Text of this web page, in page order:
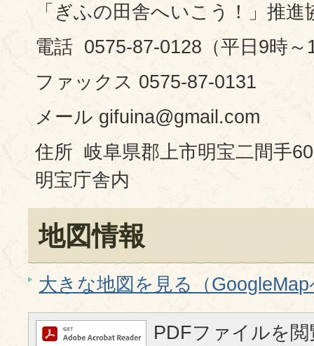
「ぎふの田舎へいこう！」推進
電話 0575-87-0128（平日9時～
ファックス 0575-87-0131
メール gifuina@gmail.com
住所 岐阜県郡上市明宝二間手
明宝庁舎内
地図情報
大きな地図を見る（
PDFファイルを